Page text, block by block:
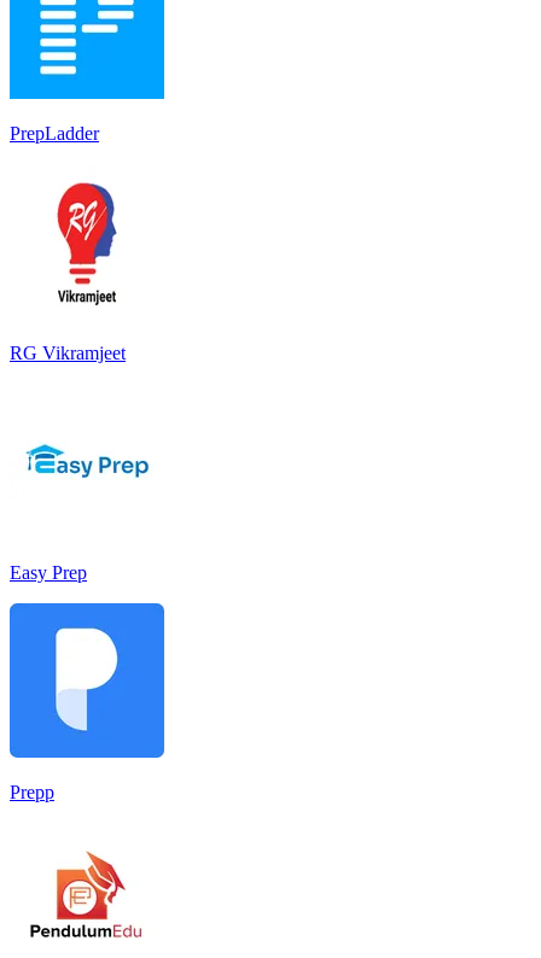
PrepLadder
RG Vikramjeet
Easy Prep
Prepp